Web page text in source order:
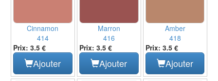
Cinnamon
414
Prix: 3.5 €
Ajouter
Marron
416
Prix: 3.5 €
Ajouter
Amber
418
Prix: 3.5 €
Ajouter